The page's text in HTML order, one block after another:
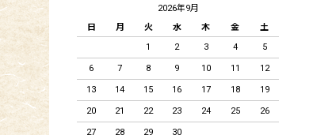
2026年9月
日
月 火 水 木 金
土
1
2 3 4 5
6 7 8 9 10 11 12
13 14 15 16 17 18 19
20 21 22 23 24 25 26
27 28 29 30